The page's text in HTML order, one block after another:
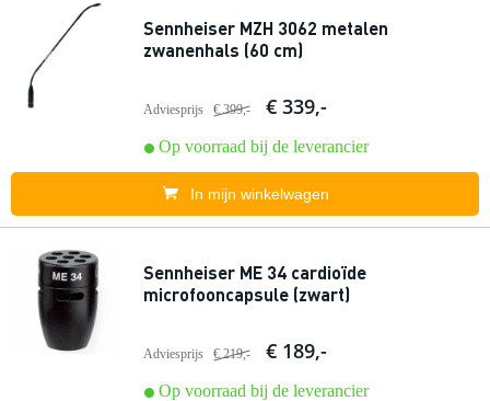
Sennheiser MZH 3062 metalen
zwanenhals (60 cm)
Adviesprijs € 399,- € 339,-
Op voorraad bij de leverancier
In mijn winkelwagen
Sennheiser ME 34 cardioïde
microfooncapsule (zwart)
Adviesprijs € 219,- € 189,-
Op voorraad bij de leverancier